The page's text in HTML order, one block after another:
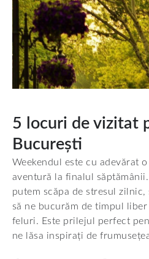
5 locuri de vizitat
București
Weekendul este cu adevărat
aventură la finalul
putem scăpa de stresul
să ne bucurăm de timpul
feluri. Este prilejul perfect
ne lăsa inspirați de